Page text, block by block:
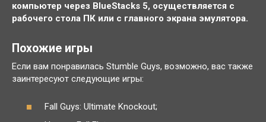
компьютер через BlueStacks 5, осуществляется с
рабочего стола ПК или с главного экрана эмулятора.
Похожие игры
Если вам понравилась Stumble Guys, возможно, вас также
заинтересуют следующие игры:
Fall Guys: Ultimate Knockout;